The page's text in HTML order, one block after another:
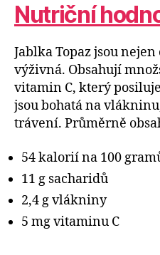
Nutriční
Jablka Topaz jsou
výživná. Obsahují
vitamin C, který
jsou bohatá na
trávení. Průměrně
54 kalorií na 100
11 g sacharidů
2,4 g vlákniny
5 mg vitaminu C